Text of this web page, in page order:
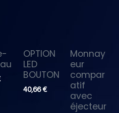
OPTION
LED
BOUTON
40,66€
Monnay
eur
compar
atif
avec
éjecteur